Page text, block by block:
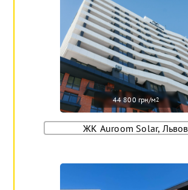
44 800 грн/м2
ЖК Auroom Solar, Львов